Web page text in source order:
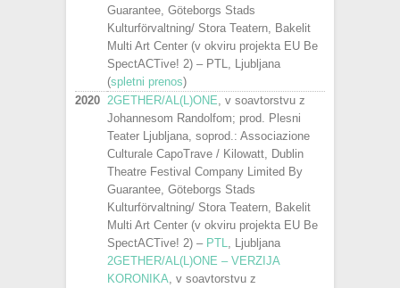
Guarantee, Göteborgs Stads
Kulturförvaltning/ Stora Teatern, Bakelit
Multi Art Center (v okviru projekta EU Be
SpectACTive! 2) – PTL, Ljubljana
(spletni prenos)
2020 2GETHER/AL(L)ONE , v soavtorstvu z
Johannesom Randolfom; prod. Plesni
Teater Ljubljana, soprod.: Associazione
Culturale CapoTrave / Kilowatt, Dublin
Theatre Festival Company Limited By
Guarantee, Göteborgs Stads
Kulturförvaltning/ Stora Teatern, Bakelit
Multi Art Center (v okviru projekta EU Be
SpectACTive! 2) – PTL
, Ljubljana
2GETHER/AL(L)ONE – VERZIJA
KORONIKA , v soavtorstvu z